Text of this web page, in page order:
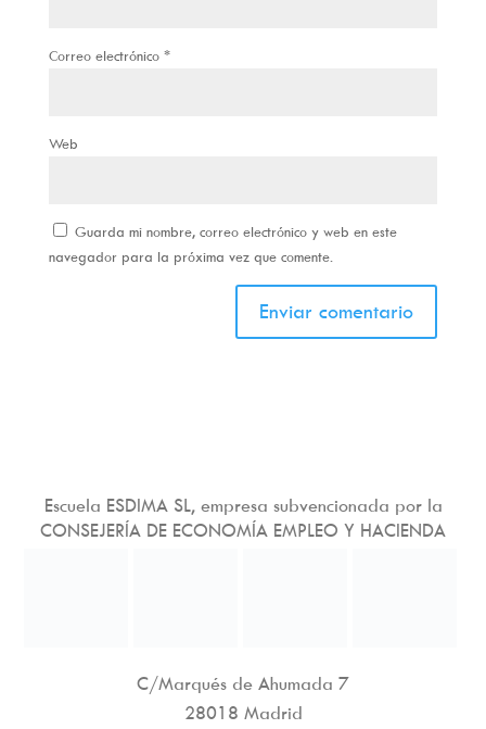
Correo electrónico *
Web
Guarda mi nombre, correo electrónico y web en este
navegador para la próxima vez que comente.
Escuela ESDIMA SL, empresa subvencionada por la
CONSEJERÍA DE ECONOMÍA EMPLEO Y HACIENDA
C/Marqués de Ahumada 7
28018 Madrid